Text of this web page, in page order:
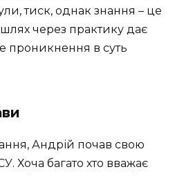
тиск, однак знання – це
через практику дає
проникнення в суть
Андрій почав свою
Хоча багато хто вважає